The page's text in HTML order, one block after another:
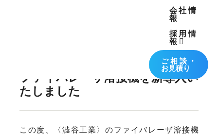
会社情
報
採用情
報
ご相談・
お見積り
ファイバレーザ溶接機を新導入い
たしました
この度、〈澁谷工業〉のファイバレーザ溶接機